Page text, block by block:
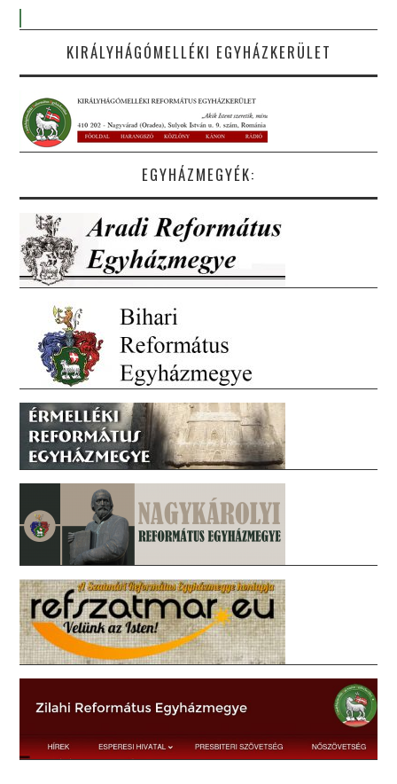
KIRÁLYHÁGÓMELLÉKI EGYHÁZKERÜLET
EGYHÁZMEGYÉK: